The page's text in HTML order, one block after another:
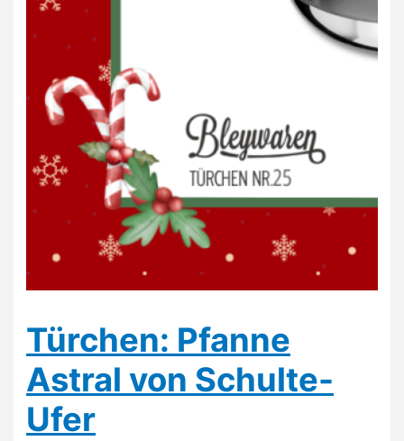
Türchen: Pfanne
Astral von Schulte-
Ufer